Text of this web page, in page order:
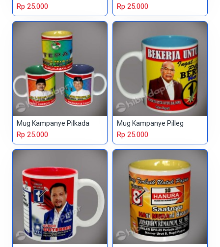
Rp 25.000 Rp 25.000
Mug Kampanye Pilkada
Rp 25.000
Mug Kampanye Pilleg
Rp 25.000